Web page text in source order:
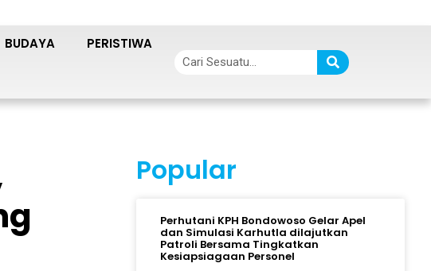
BUDAYA PERISTIWA
Popular
Perhutani KPH Bondowoso Gelar Apel
dan Simulasi Karhutla dilajutkan
Patroli Bersama Tingkatkan
Kesiapsiagaan Personel